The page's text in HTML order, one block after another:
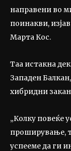
направени во
поинакви,
Марта Кос.
Таа истакна
Западен
хибридни
„Колку повеќе
проширување,
успееме да ги